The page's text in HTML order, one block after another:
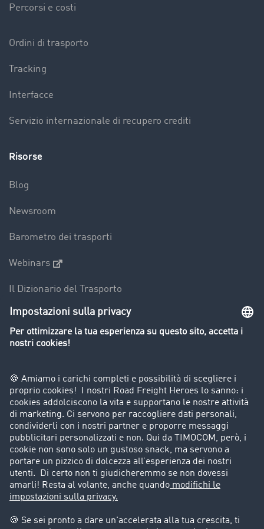
Percorsi e costi
Ordini di trasporto
Tracking
Interfacce
Servizio internazionale di recupero crediti
Risorse
Blog
Newsroom
Barometro dei trasporti
Webinars
Il Dizionario del Trasporto
Panoramica della borsa di carichi
Divieti di circolazione per mezzi pesanti
Azienda
Porta un nuovo cliente
Storie di successo
Informazioni legali
Note legali